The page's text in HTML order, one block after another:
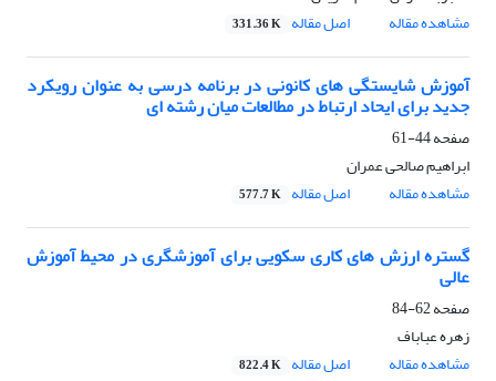
مشاهده مقاله
اصل مقاله 331.36 K
آموزش شایستگی های کانونی در برنامه درسی به عنوان رویکرد
جدید برای ایحاد ارتباط در مطالعات میان رشته ای
صفحه44-61
ابراهیم صالحی عمران
مشاهده مقاله
اصل مقاله 577.7 K
گستره ارزش های کاری سکویی برای آموزشگری در محیط آموزش
عالی
صفحه62-84
زهره عباباف
مشاهده مقاله
اصل مقاله 822.4 K